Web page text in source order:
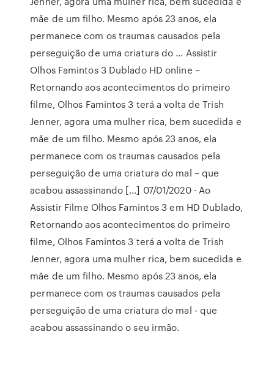
mãe de um filho. Mesmo após 23 anos, ela
permanece com os traumas causados pela
perseguição de uma criatura do … Assistir
Olhos Famintos 3 Dublado HD online –
Retornando aos acontecimentos do primeiro
filme, Olhos Famintos 3 terá a volta de Trish
Jenner, agora uma mulher rica, bem sucedida e
mãe de um filho. Mesmo após 23 anos, ela
permanece com os traumas causados pela
perseguição de uma criatura do mal – que
acabou assassinando […] 07/01/2020 · Ao
Assistir Filme Olhos Famintos 3 em HD Dublado,
Retornando aos acontecimentos do primeiro
filme, Olhos Famintos 3 terá a volta de Trish
Jenner, agora uma mulher rica, bem sucedida e
mãe de um filho. Mesmo após 23 anos, ela
permanece com os traumas causados pela
perseguição de uma criatura do mal - que
acabou assassinando o seu irmão.